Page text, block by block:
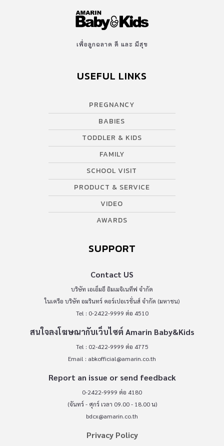
เพื่อลูกฉลาด ดี และ มีสุข
USEFUL LINKS
PREGNANCY
BABIES
TODDLER & KIDS
FAMILY
SCHOOL VISIT
PRODUCT & SERVICE
VIDEO
AWARDS
SUPPORT
Contact US
บริษัท เอเอ็มอี อิมเมจิเนทีฟ จำกัด
ในเครือ บริษัท อมรินทร์ คอร์เปอเรชั่นส์ จำกัด (มหาชน)
Tel : 0-2422-9999 ต่อ 4510
สนใจลงโฆษณากับเว็บไซต์ Amarin Baby&Kids
Tel : 02-422-9999 ต่อ 4775
Email : abkofficial@amarin.co.th
Report an issue or send feedback
0-2422-9999 ต่อ 4180
(จันทร์ - ศุกร์ เวลา 09.00 - 18.00 น)
bdcx@amarin.co.th
Privacy Policy